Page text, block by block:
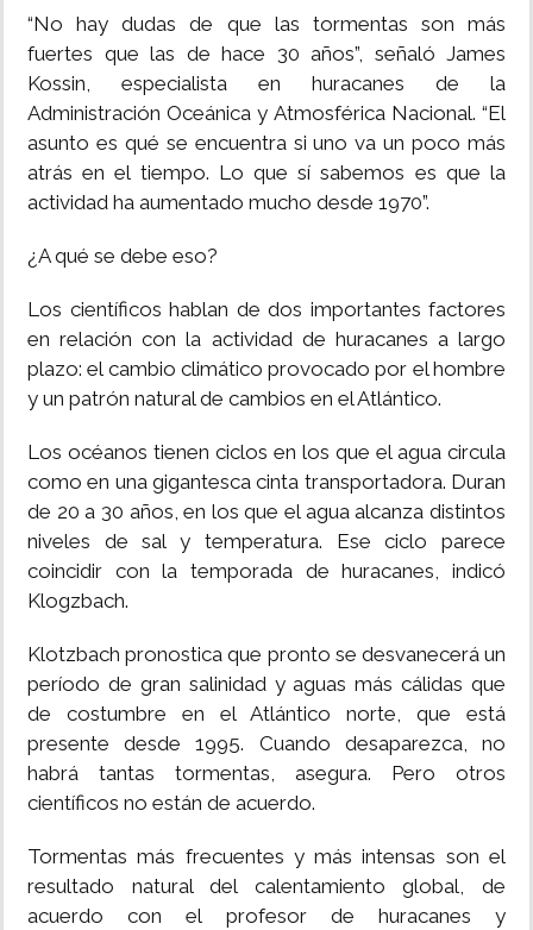
“No hay dudas de que las tormentas son más
fuertes que las de hace 30 años”, señaló James
Kossin, especialista en huracanes de la
Administración Oceánica y Atmosférica Nacional. “El
asunto es qué se encuentra si uno va un poco más
atrás en el tiempo. Lo que sí sabemos es que la
actividad ha aumentado mucho desde 1970”.
¿A qué se debe eso?
Los científicos hablan de dos importantes factores
en relación con la actividad de huracanes a largo
plazo: el cambio climático provocado por el hombre
y un patrón natural de cambios en el Atlántico.
Los océanos tienen ciclos en los que el agua circula
como en una gigantesca cinta transportadora. Duran
de 20 a 30 años, en los que el agua alcanza distintos
niveles de sal y temperatura. Ese ciclo parece
coincidir con la temporada de huracanes, indicó
Klogzbach.
Klotzbach pronostica que pronto se desvanecerá un
período de gran salinidad y aguas más cálidas que
de costumbre en el Atlántico norte, que está
presente desde 1995. Cuando desaparezca, no
habrá tantas tormentas, asegura. Pero otros
científicos no están de acuerdo.
Tormentas más frecuentes y más intensas son el
resultado natural del calentamiento global, de
acuerdo con el profesor de huracanes y